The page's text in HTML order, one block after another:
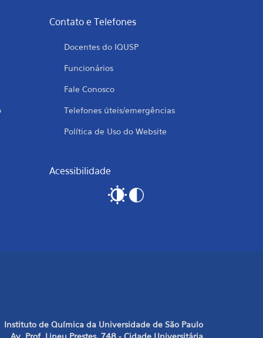
Contato e Telefones
Docentes do IQUSP
Funcionários
Fale Conosco
Telefones úteis/emergências
Política de Uso do Website
Acessibilidade
Instituto de Química da Universidade de São Paulo
Av. Prof. Lineu Prestes, 748 - Cidade Universitária